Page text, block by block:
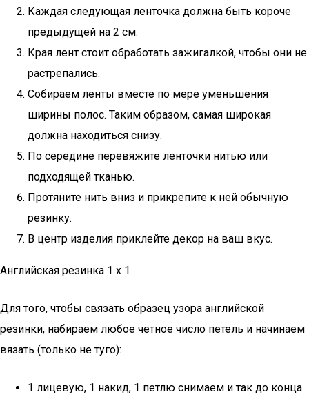
Каждая следующая ленточка должна быть короче
предыдущей на 2 см.
Края лент стоит обработать зажигалкой, чтобы они не
растрепались.
Собираем ленты вместе по мере уменьшения
ширины полос. Таким образом, самая широкая
должна находиться снизу.
По середине перевяжите ленточки нитью или
подходящей тканью.
Протяните нить вниз и прикрепите к ней обычную
резинку.
В центр изделия приклейте декор на ваш вкус.
Английская резинка 1 x 1
Для того, чтобы связать образец узора английской
резинки, набираем любое четное число петель и начинаем
вязать (только не туго):
1 лицевую, 1 накид, 1 петлю снимаем и так до конца